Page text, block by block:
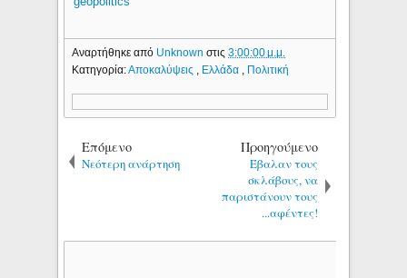
Αναρτήθηκε από Unknownστις3:00:00 μ.μ.
Κατηγορία:Αποκαλύψεις Ελλάδα Πολιτική
Επόμενο
Νεότερη ανάρτηση
Προηγούμενο
Έβαλαν τους
σκλάβους, να
παριστάνουν τους
...αφέντες!